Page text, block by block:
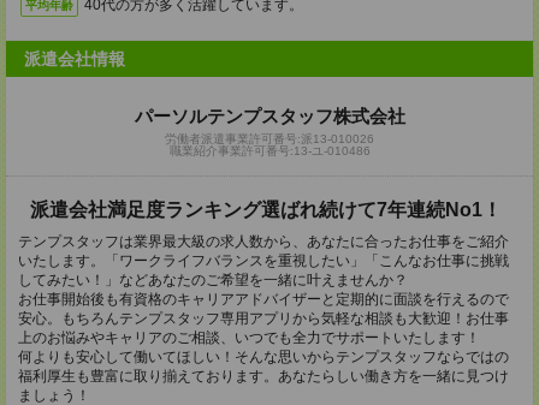
平均年齢 40代の方が多く活躍しています。
派遣会社情報
パーソルテンプスタッフ株式会社
労働者派遣事業許可番号:派13-010026
職業紹介事業許可番号:13-ユ-010486
派遣会社満足度ランキング選ばれ続けて7年連続No1！
テンプスタッフは業界最大級の求人数から、あなたに合ったお仕事をご紹介
いたします。「ワークライフバランスを重視したい」「こんなお仕事に挑戦
してみたい！」などあなたのご希望を一緒に叶えませんか？
お仕事開始後も有資格のキャリアアドバイザーと定期的に面談を行えるので
安心。もちろんテンプスタッフ専用アプリから気軽な相談も大歓迎！お仕事
上のお悩みやキャリアのご相談、いつでも全力でサポートいたします！
何よりも安心して働いてほしい！そんな思いからテンプスタッフならではの
福利厚生も豊富に取り揃えております。あなたらしい働き方を一緒に見つけ
ましょう！